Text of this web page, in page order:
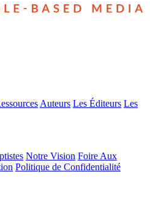
Auteurs Les Éditeurs Les
Notre Vision Foire Aux
Politique de Confidentialité